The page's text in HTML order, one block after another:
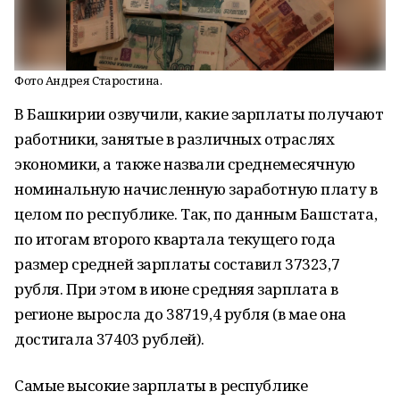
Фото Андрея Старостина.
В Башкирии озвучили, какие зарплаты получают
работники, занятые в различных отраслях
экономики, а также назвали среднемесячную
номинальную начисленную заработную плату в
целом по республике. Так, по данным Башстата,
по итогам второго квартала текущего года
размер средней зарплаты составил 37323,7
рубля. При этом в июне средняя зарплата в
регионе выросла до 38719,4 рубля (в мае она
достигала 37403 рублей).
Самые высокие зарплаты в республике